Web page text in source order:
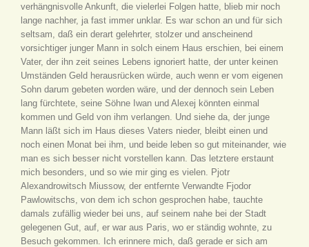
verhängnisvolle Ankunft, die vielerlei Folgen hatte, blieb mir noch
lange nachher, ja fast immer unklar. Es war schon an und für sich
seltsam, daß ein derart gelehrter, stolzer und anscheinend
vorsichtiger junger Mann in solch einem Haus erschien, bei einem
Vater, der ihn zeit seines Lebens ignoriert hatte, der unter keinen
Umständen Geld herausrücken würde, auch wenn er vom eigenen
Sohn darum gebeten worden wäre, und der dennoch sein Leben
lang fürchtete, seine Söhne Iwan und Alexej könnten einmal
kommen und Geld von ihm verlangen. Und siehe da, der junge
Mann läßt sich im Haus dieses Vaters nieder, bleibt einen und
noch einen Monat bei ihm, und beide leben so gut miteinander, wie
man es sich besser nicht vorstellen kann. Das letztere erstaunt
mich besonders, und so wie mir ging es vielen. Pjotr
Alexandrowitsch Miussow, der entfernte Verwandte Fjodor
Pawlowitschs, von dem ich schon gesprochen habe, tauchte
damals zufällig wieder bei uns, auf seinem nahe bei der Stadt
gelegenen Gut, auf, er war aus Paris, wo er ständig wohnte, zu
Besuch gekommen. Ich erinnere mich, daß gerade er sich am